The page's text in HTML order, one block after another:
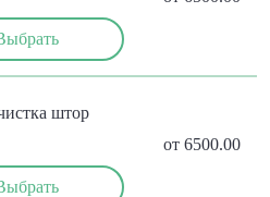
штор
от 6500.00